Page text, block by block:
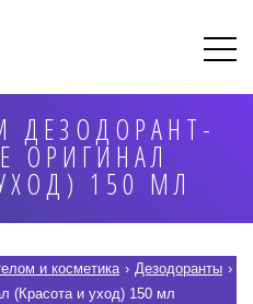
ДЕЗОДОРАНТ-
OРИГИНАЛ
150 МЛ
и косметика › Дезодоранты ›
(Красота и уход) 150 мл